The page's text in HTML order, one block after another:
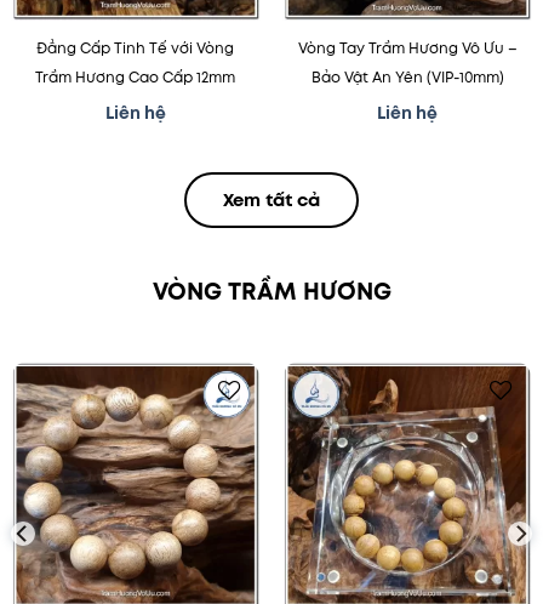
Đẳng Cấp Tinh Tế với Vòng
Trầm Hương Cao Cấp 12mm
Liên hệ
Vòng Tay Trầm Hương Vô Ưu –
Bảo Vật An Yên (VIP-10mm)
Liên hệ
Xem tất cả
VÒNG TRẦM HƯƠNG
Thêm
vào
mục
thích
Thêm
vào
mục
yêu
thích